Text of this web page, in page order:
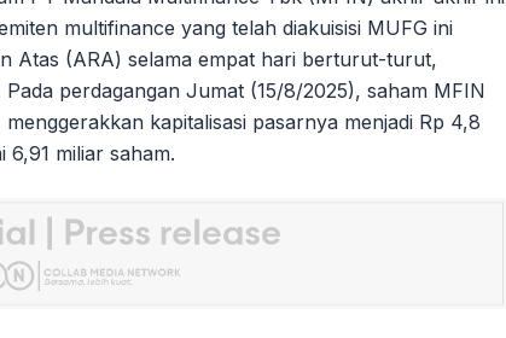
multifinance yang telah diakuisisi MUFG ini
Atas (ARA) selama empat hari berturut-turut,
perdagangan Jumat (15/8/2025), saham MFIN
kapitalisasi pasarnya menjadi Rp 4,8
miliar saham.